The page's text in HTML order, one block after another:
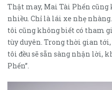
Thật may, Mai Tài Phến
nhiều. Chỉ là lái xe nhẹ
tôi cũng không biết có tham
tùy duyên. Trong thời gian
tôi đều sẽ sẵn sàng nhận lời,
Phến”.